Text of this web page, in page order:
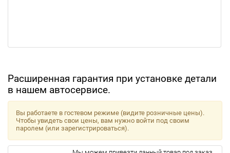
Расширенная гарантия при установке детали
в нашем автосервисе.
Вы работаете в гостевом режиме (видите розничные цены).
Чтобы увидеть свои цены, вам нужно войти под своим
паролем (или зарегистрироваться).